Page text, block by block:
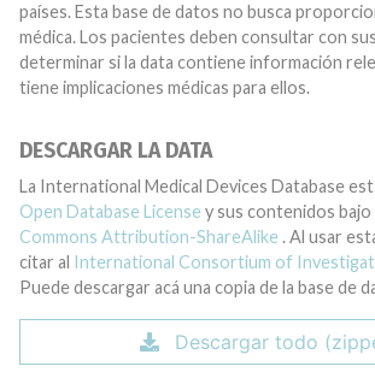
países. Esta base de datos no busca
médica. Los pacientes deben consultar con
determinar si la data contiene información
tiene implicaciones médicas para ellos.
DESCARGAR LA DATA
La International Medical Devices Database
Open Database License y sus contenidos bajo
Commons Attribution-ShareAlike . Al usar
citar al International Consortium of
Puede descargar acá una copia de la base de
Descargar todo